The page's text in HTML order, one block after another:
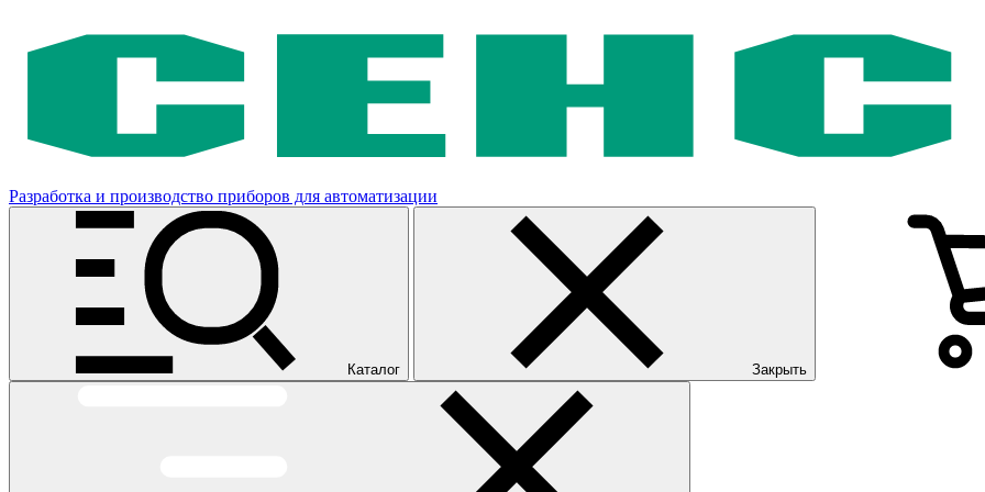
Разработка и производство приборов для автоматизации
Каталог Закрыть